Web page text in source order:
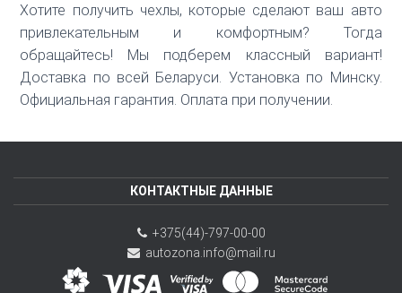
Хотите получить чехлы, которые сделают ваш авто
привлекательным и комфортным? Тогда
обращайтесь! Мы подберем классный вариант!
Доставка по всей Беларуси. Установка по Минску.
Официальная гарантия. Оплата при получении.
КОНТАКТНЫЕ ДАННЫЕ
+375(44)-797-00-00
autozona.info@mail.ru